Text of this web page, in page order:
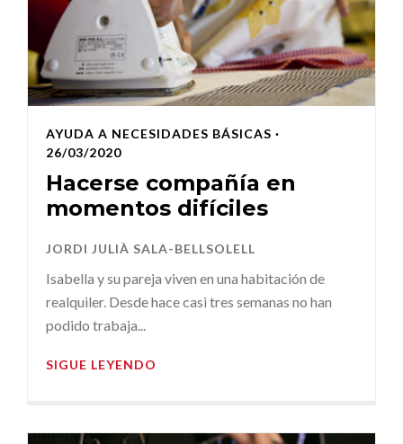
AYUDA A NECESIDADES BÁSICAS ·
26/03/2020
Hacerse compañía en
momentos difíciles
JORDI JULIÀ SALA-BELLSOLELL
Isabella y su pareja viven en una habitación de
realquiler. Desde hace casi tres semanas no han
podido trabaja...
SIGUE LEYENDO